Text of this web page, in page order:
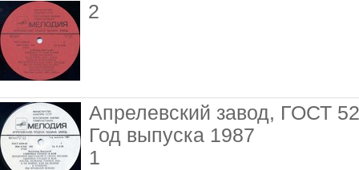
2
Апрелевский завод, ГОСТ
Год выпуска 1987
1